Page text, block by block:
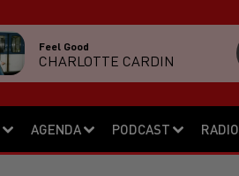
AGENDA PODCAST RADIO
Feel Good
CHARLOTTE CARDIN